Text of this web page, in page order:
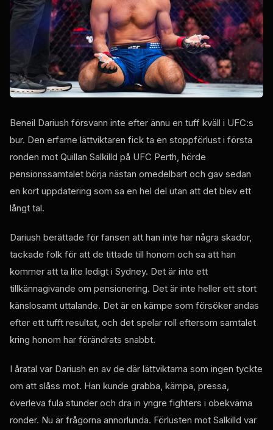
Beneil Dariush försvann inte efter ännu en tuff kväll i UFC:s
bur. Den erfarne lättviktaren fick ta en stoppförlust i första
ronden mot Quillan Salkilld på UFC Perth, hörde
pensionssamtalet börja nästan omedelbart och gav sedan
en kort uppdatering som sa en hel del utan att det blev ett
långt tal.
Dariush berättade för fansen att han inte har några skador,
tackade folk för att de tittade till honom och sa att han
kommer att ta lite ledigt i Sydney. Det är inte ett
tillkännagivande om pensionering. Det är inte heller ett stort
känslosamt uttalande. Det är en kämpe som försöker andas
efter ett tufft resultat, och det spelar roll eftersom samtalet
kring honom har förändrats snabbt.
I åratal var Dariush en av de där lättviktarna som ingen tyckte
om att slåss mot. Han kunde grabba, kämpa, pressa,
överleva fula stunder och dra in yngre fighters i obekväma
ronder. Nu är frågorna annorlunda. Förlusten mot Salkilld var